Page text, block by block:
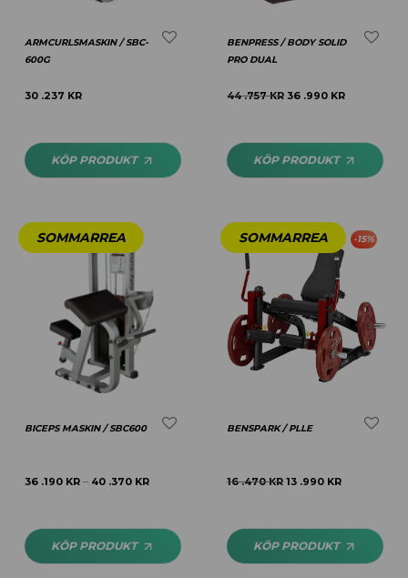
ARMCURLSMASKIN / SBC-
600G
30 .237 KR
KÖP PRODUKT
BENPRESS / BODY SOLID
PRO DUAL
44 .757KR 36 .990 KR
KÖP PRODUKT
BICEPS MASKIN / SBC600
36 .190 KR – 40 .370 KR
KÖP PRODUKT
-15%
BENSPARK / PLLE
16 .470KR 13 .990 KR
KÖP PRODUKT